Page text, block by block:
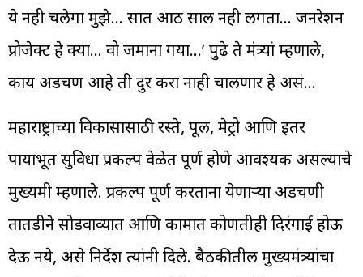
ये नही चलेगा मुझे… सात आठ साल नही लगता… जनरेशन
प्रोजेक्ट हे क्या… वो जमाना गया…’ पुढे ते मंत्र्यां म्हणाले,
काय अडचण आहे ती दुर करा नाही चालणार हे असं…
महाराष्ट्राच्या विकासासाठी रस्ते, पूल, मेट्रो आणि इतर
पायाभूत सुविधा प्रकल्प वेळेत पूर्ण होणे आवश्यक असल्याचे
मुख्यमंत्री म्हणाले. प्रकल्प पूर्ण करताना येणाऱ्या अडचणी
तातडीने सोडवाव्यात आणि कामात कोणतीही दिरंगाई होऊ
देऊ नये, असे निर्देश त्यांनी दिले. बैठकीतील मुख्यमंत्र्यांचा